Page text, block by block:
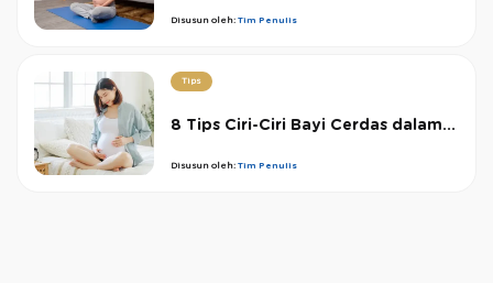
Disusun oleh: Tim Penulis
Tips
8 Tips Ciri-Ciri Bayi Cerdas dalam...
Disusun oleh: Tim Penulis